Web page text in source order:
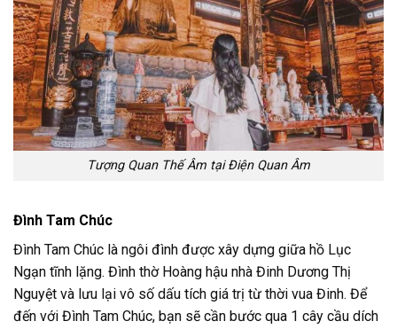
Tượng Quan Thế Âm tại Điện Quan Âm
Đình Tam Chúc
Đình Tam Chúc là ngôi đình được xây dựng giữa hồ Lục
Ngạn tĩnh lặng. Đình thờ Hoàng hậu nhà Đinh Dương Thị
Nguyệt và lưu lại vô số dấu tích giá trị từ thời vua Đinh. Để
đến với Đình Tam Chúc, bạn sẽ cần bước qua 1 cây cầu dích